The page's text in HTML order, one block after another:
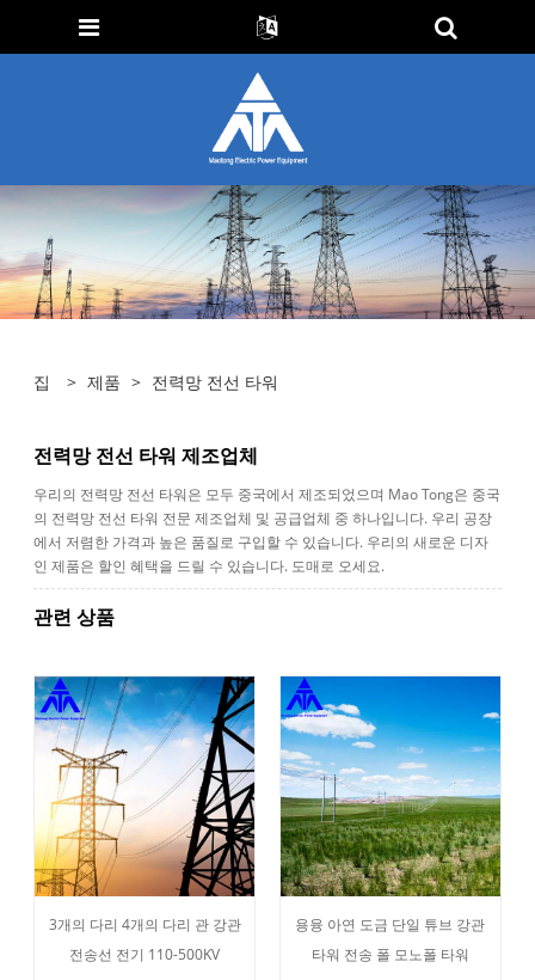
집 > 제품 > 전력망 전선 타워
전력망 전선 타워 제조업체
우리의 전력망 전선 타워은 모두 중국에서 제조되었으며 Mao Tong은 중국
의 전력망 전선 타워 전문 제조업체 및 공급업체 중 하나입니다. 우리 공장
에서 저렴한 가격과 높은 품질로 구입할 수 있습니다. 우리의 새로운 디자
인 제품은 할인 혜택을 드릴 수 있습니다. 도매로 오세요.
관련 상품
3개의 다리 4개의 다리 관 강관
전송선 전기 110-500KV
용융 아연 도금 단일 튜브 강관
타워 전송 폴 모노폴 타워